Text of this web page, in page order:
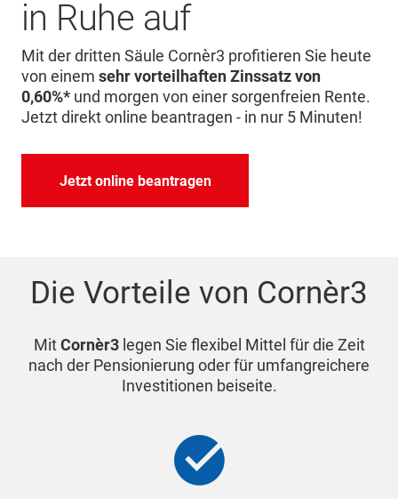
in Ruhe auf
Mit der dritten Säule Cornèr3 profitieren Sie heute
von einem sehr vorteilhaften Zinssatz von
0,60%* und morgen von einer sorgenfreien Rente.
Jetzt direkt online beantragen - in nur 5 Minuten!
Jetzt online beantragen
Die Vorteile von Cornèr3
MitCornèr3legen Sie flexibel Mittel für die Zeit
nach der Pensionierung oder für umfangreichere
Investitionen beiseite.